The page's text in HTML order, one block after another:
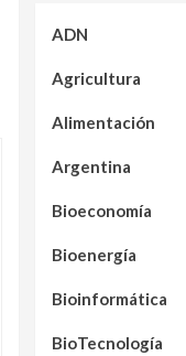
ADN
Agricultura
Alimentación
Argentina
Bioeconomía
Bioenergía
Bioinformática
BioTecnología